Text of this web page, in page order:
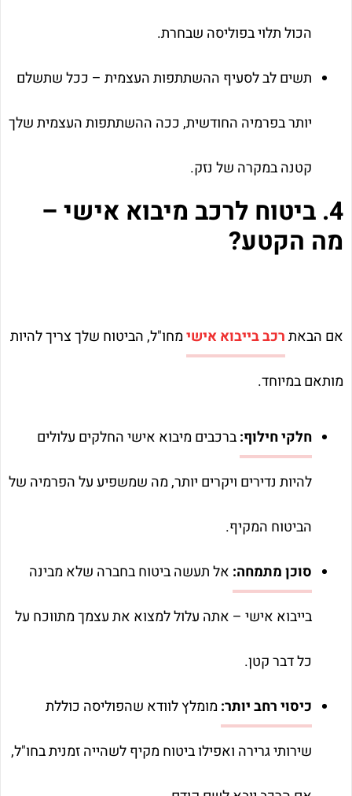
הכול תלוי בפוליסה שבחרת.
תשים לב לסעיף ההשתתפות העצמית – ככל שתשלם
יותר בפרמיה החודשית, ככה ההשתתפות העצמית שלך
קטנה במקרה של נזק.
4. ביטוח לרכב מיבוא אישי –
מה הקטע?
אם הבאתרכב בייבוא אישימחו"ל, הביטוח שלך צריך להיות
מותאם במיוחד.
חלקי חילוף:ברכבים מיבוא אישי החלקים עלולים
להיות נדירים ויקרים יותר, מה שמשפיע על הפרמיה של
הביטוח המקיף.
סוכן מתמחה: אל תעשה ביטוח בחברה שלא מבינה
בייבוא אישי – אתה עלול למצוא את עצמך מתווכח על
כל דבר קטן.
כיסוי רחב יותר: מומלץ לוודא שהפוליסה כוללת
שירותי גרירה ואפילו ביטוח מקיף לשהייה זמנית בחו"ל,